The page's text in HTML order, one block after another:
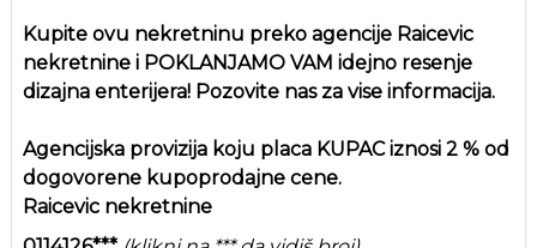
Kupite ovu nekretninu preko agencije Raicevic
nekretnine i POKLANJAMO VAM idejno resenje
dizajna enterijera! Pozovite nas za vise informacija.
Agencijska provizija koju placa KUPAC iznosi 2 % od
dogovorene kupoprodajne cene.
Raicevic nekretnine